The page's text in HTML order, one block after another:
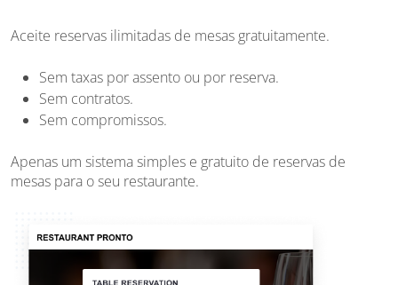
Aceite reservas ilimitadas de mesas gratuitamente.
Sem taxas por assento ou por reserva.
Sem contratos.
Sem compromissos.
Apenas um sistema simples e gratuito de reservas de
mesas para o seu restaurante.